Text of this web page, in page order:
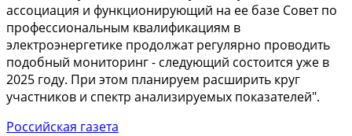
ассоциация и функционирующий на ее базе Совет по
профессиональным квалификациям в
электроэнергетике продолжат регулярно проводить
подобный мониторинг - следующий состоится уже в
2025 году. При этом планируем расширить круг
участников и спектр анализируемых показателей".
Российская газета